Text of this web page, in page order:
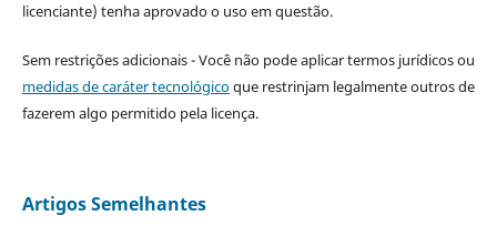
licenciante) tenha aprovado o uso em questão.
Sem restrições adicionais - Você não pode aplicar termos jurídicos ou
medidas de caráter tecnológicoque restrinjam legalmente outros de
fazerem algo permitido pela licença.
Artigos Semelhantes